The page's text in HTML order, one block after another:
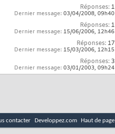
Réponses: 1
Dernier message: 03/04/2008, 09h40
Réponses: 1
Dernier message: 15/06/2006, 12h46
Réponses: 17
Dernier message: 15/03/2006, 12h15
Réponses: 3
Dernier message: 03/01/2003, 09h24
contacter Developpez.com Haut de page